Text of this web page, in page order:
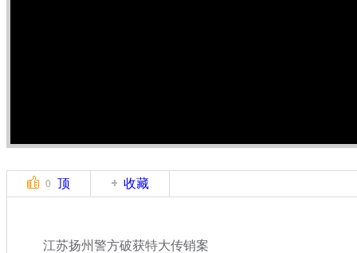
0 顶 收藏
江苏扬州警方破获特大传销案